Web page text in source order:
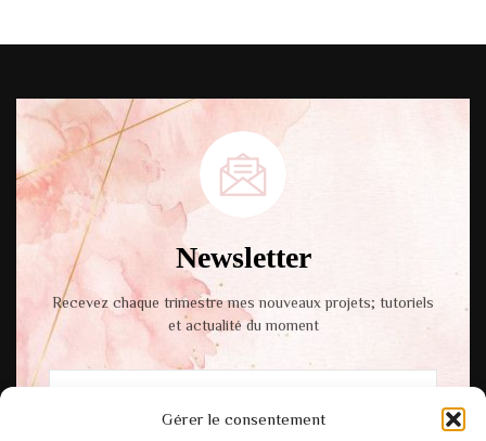
Gérer le consentement
Newsletter
Recevez chaque trimestre mes nouveaux projets; tutoriels
et actualité du moment